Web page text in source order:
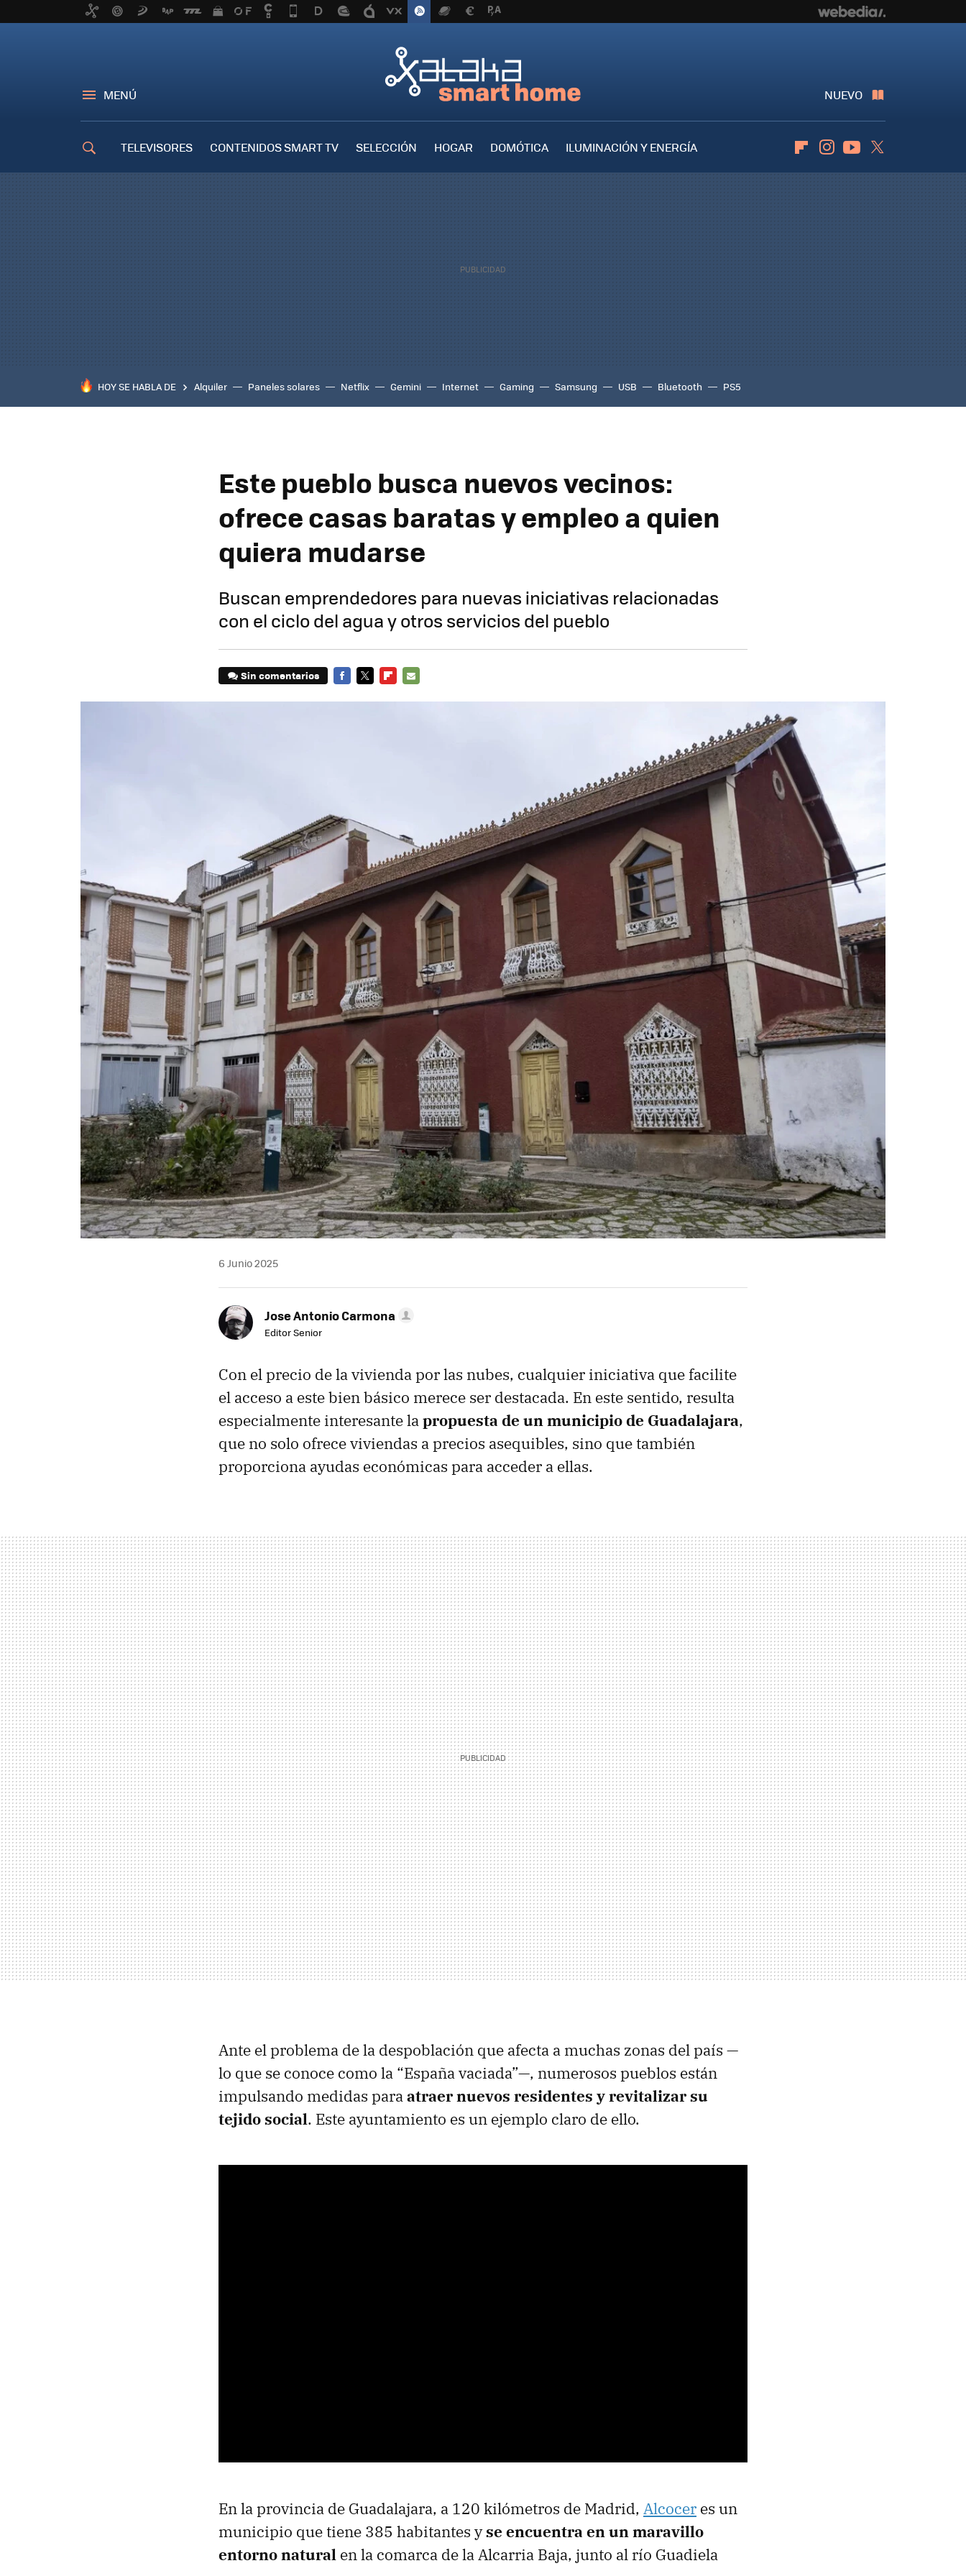
MENÚ NUEVO
TELEVISORES CONTENIDOS SMART TV SELECCIÓN HOGAR DOMÓTICA
ILUMINACIÓN Y ENERGÍA
FlipboardInstagramYoutube
HOY SE HABLA DE Alquiler Paneles solares Netflix Gemini Internet Gaming Samsung USB Bluetooth PS5
Este pueblo busca nuevos vecinos:
ofrece casas baratas y empleo a quien
quiera mudarse
Buscan emprendedores para nuevas iniciativas relacionadas
con el ciclo del agua y otros servicios del pueblo
Sin comentarios
6 Junio 2025
Jose Antonio Carmona
Editor Senior
Con el precio de la vivienda por las nubes, cualquier iniciativa que facilite
el acceso a este bien básico merece ser destacada. En este sentido, resulta
especialmente interesante lapropuesta de un municipio de Guadalajara,
que no solo ofrece viviendas a precios asequibles, sino que también
proporciona ayudas económicas para acceder a ellas.
Ante el problema de la despoblación que afecta a muchas zonas del país —
lo que se conoce como la “España vaciada”—, numerosos pueblos están
impulsando medidas paraatraer nuevos residentes y revitalizar su
tejido social. Este ayuntamiento es un ejemplo claro de ello.
En la provincia de Guadalajara, a 120 kilómetros de Madrid, Alcocer es un
municipio que tiene 385 habitantes yse encuentra en un maravillo
entorno natural en la comarca de la Alcarria Baja, junto al río Guadiela